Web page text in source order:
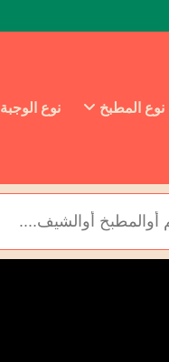
نوع المطبخ نوع الوجبة